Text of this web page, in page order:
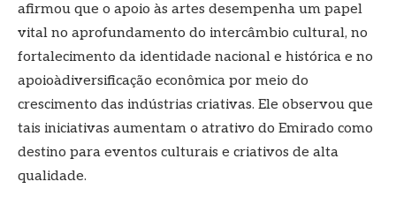
afirmou que o apoio às artes desempenha um papel
vital no aprofundamento do intercâmbio cultural, no
fortalecimento da identidade nacional e histórica e no
apoioàdiversificação econômica por meio do
crescimento das indústrias criativas. Ele observou que
tais iniciativas aumentam o atrativo do Emirado como
destino para eventos culturais e criativos de alta
qualidade.